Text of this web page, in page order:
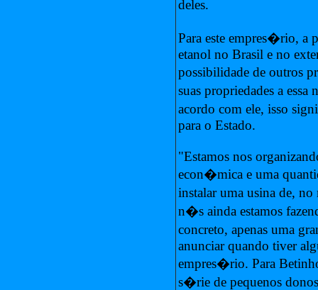
deles.
Para este empres�rio, a
etanol no Brasil e no
possibilidade de outros
suas propriedades a
acordo com ele, isso
para o Estado.
"Estamos nos
econ�mica e uma
instalar uma usina de,
n�s ainda estamos
concreto, apenas uma
anunciar quando tiver
empres�rio. Para
s�rie de pequenos